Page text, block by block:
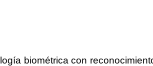
biométrica con